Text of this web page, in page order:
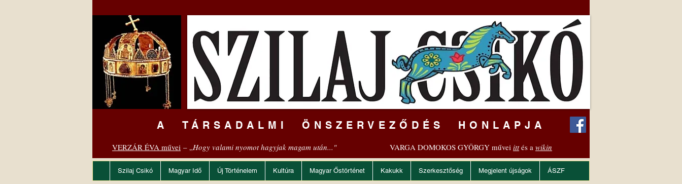
A TÁRSADALMI ÖNSZERVEZŐDÉS HONLAPJA
VERZÁR ÉVA művei – „Hogy valami nyomot hagyjak magam után..." VARGA DOMOKOS GYÖRGY művei ittés a wikin
Szilaj Csikó Magyar Idő Új Történelem Kultúra Magyar Őstörténet Kakukk Szerkesztőség Megjelent újságok ÁSZF